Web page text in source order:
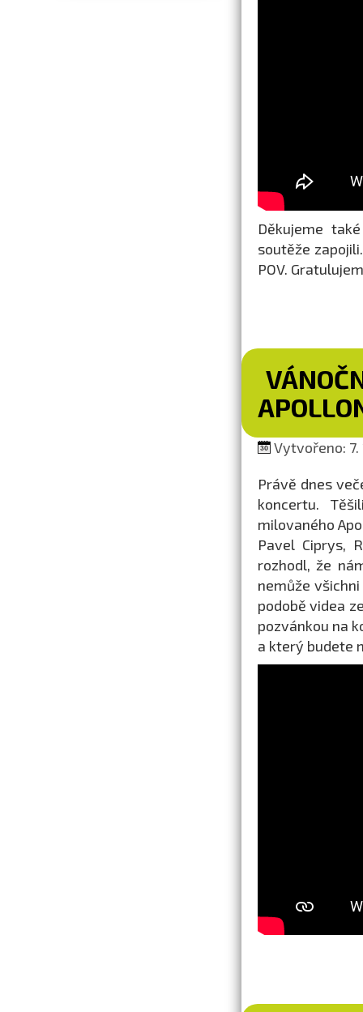
Děkujeme
soutěže
POV.
Vytvořeno: 7.
Právě dnes
koncertu.
milovaného
Pavel Ciprys,
rozhodl, že
nemůže
podobě videa
pozvánkou na
a který budete